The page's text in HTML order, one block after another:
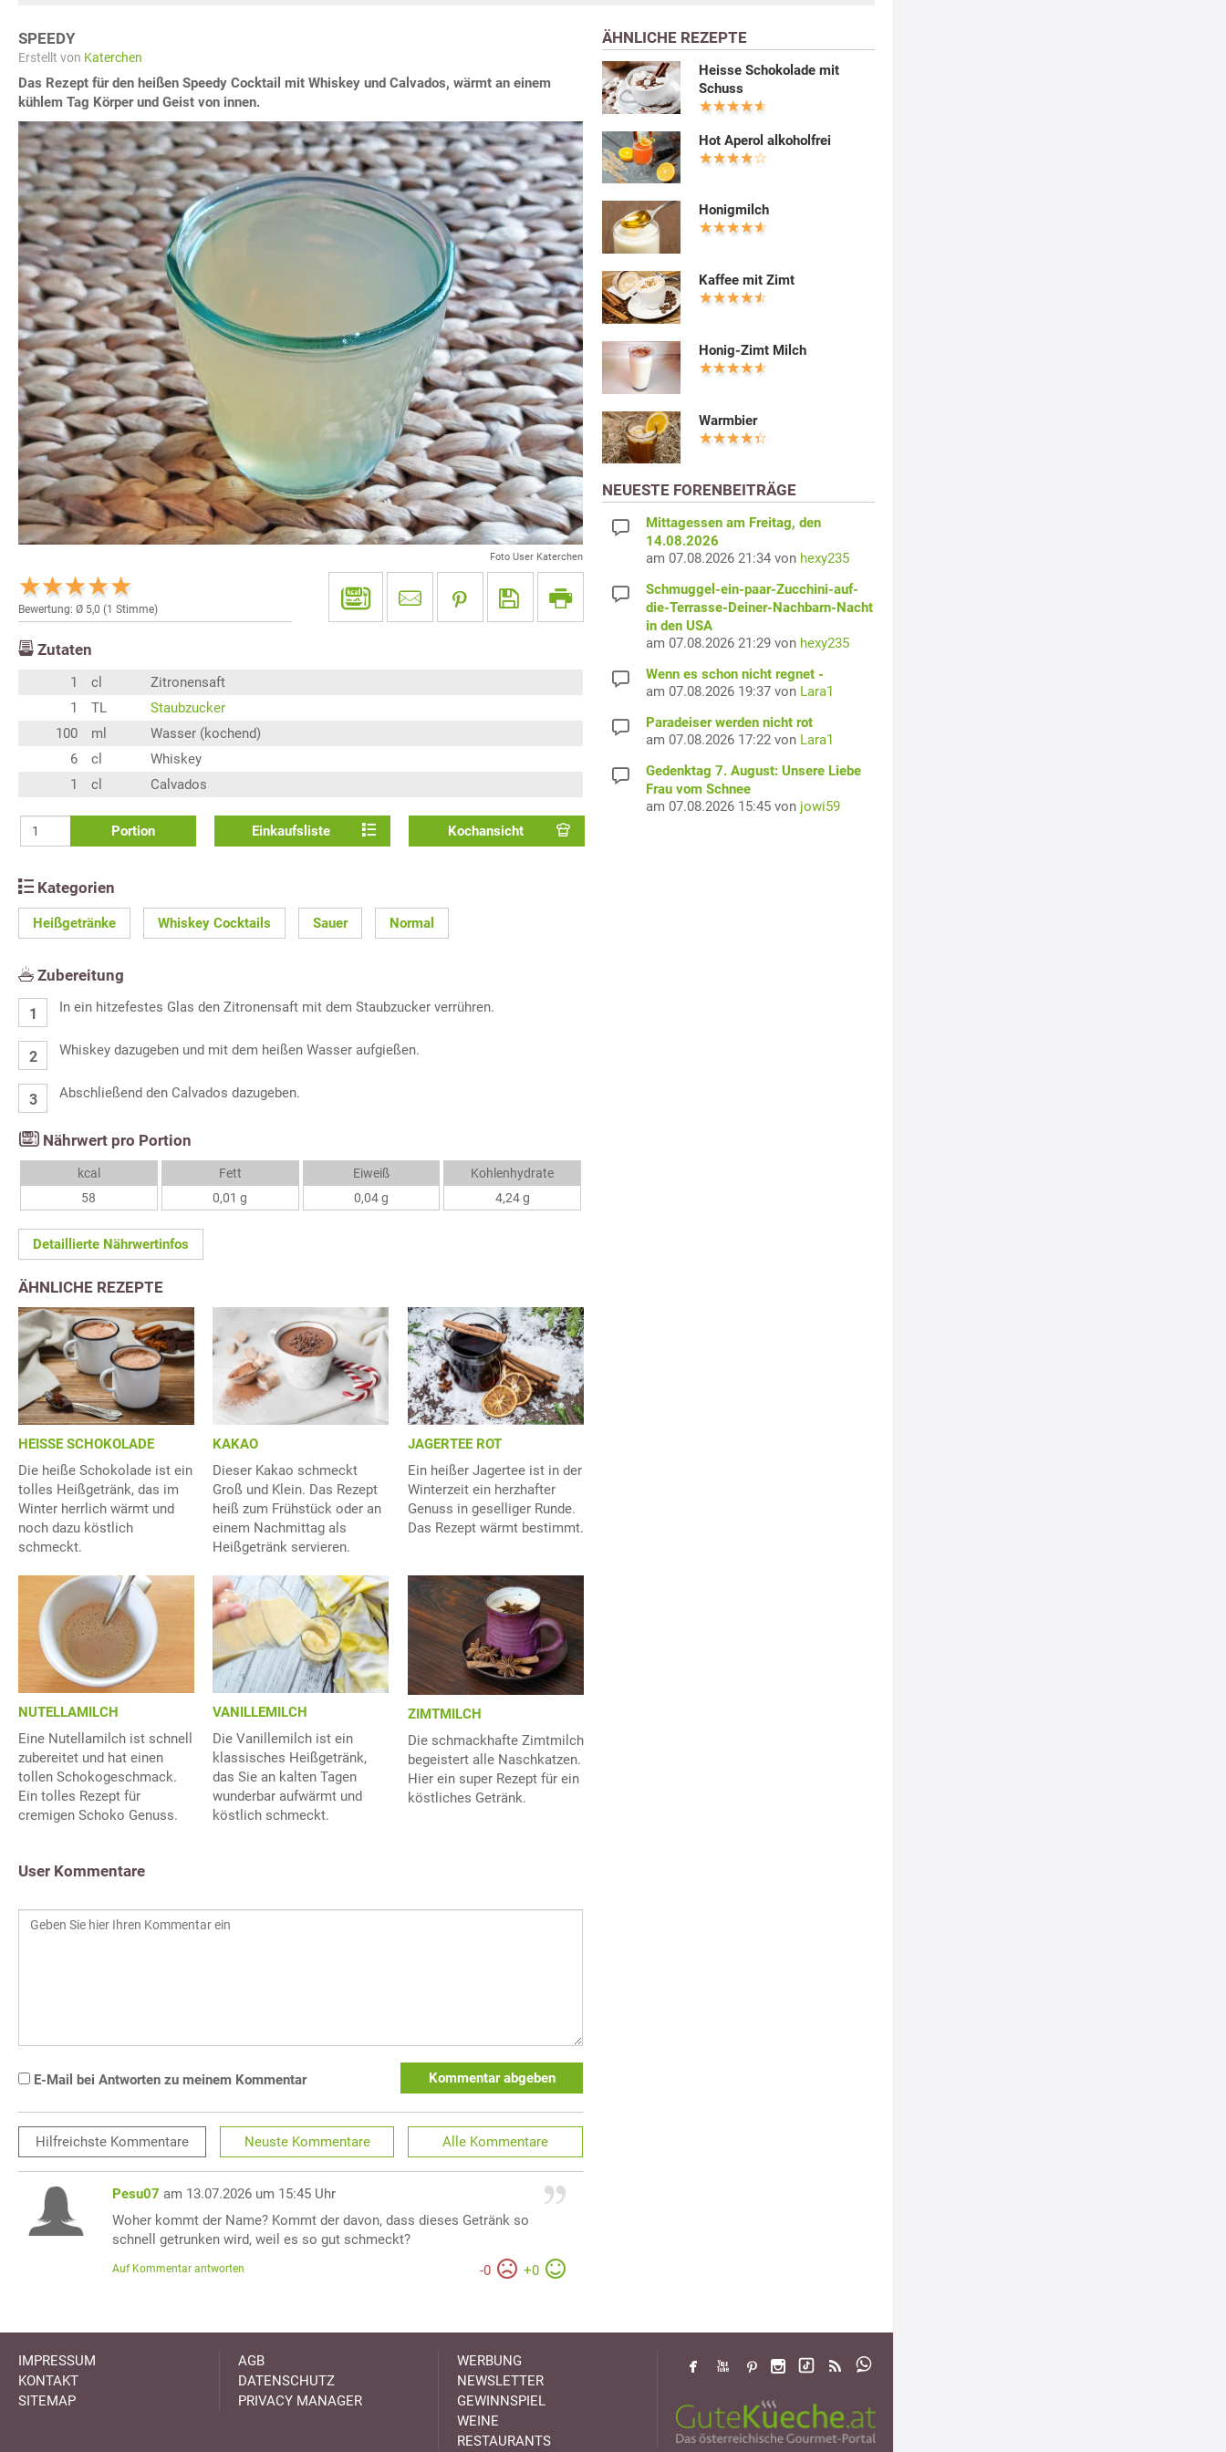
SPEEDY
Erstellt von Katerchen
Das Rezept für den heißen Speedy Cocktail mit Whiskey und Calvados, wärmt an einem
kühlem Tag Körper und Geist von innen.
Foto User Katerchen
Bewertung: Ø 5,0 (1 Stimme)
Zutaten
1 cl
Zitronensaft
1
TL
Staubzucker
100
ml
Wasser (kochend)
6
cl
Whiskey
1
cl Calvados
Portion Einkaufsliste Kochansicht
Kategorien
Heißgetränke Whiskey Cocktails Sauer Normal
Zubereitung
In ein hitzefestes Glas den Zitronensaft mit dem Staubzucker verrühren.
Whiskey dazugeben und mit dem heißen Wasser aufgießen.
Abschließend den Calvados dazugeben.
Nährwert pro Portion
kcal
58
Fett
0,01 g
Eiweiß
0,04 g
Kohlenhydrate
4,24 g
Detaillierte Nährwertinfos
ÄHNLICHE REZEPTE
HEISSE SCHOKOLADE
Die heiße Schokolade ist ein
tolles Heißgetränk, das im
Winter herrlich wärmt und
noch dazu köstlich
schmeckt.
KAKAO
Dieser Kakao schmeckt
Groß und Klein. Das Rezept
heiß zum Frühstück oder an
einem Nachmittag als
Heißgetränk servieren.
JAGERTEE ROT
Ein heißer Jagertee ist in der
Winterzeit ein herzhafter
Genuss in geselliger Runde.
Das Rezept wärmt bestimmt.
NUTELLAMILCH
Eine Nutellamilch ist schnell
zubereitet und hat einen
tollen Schokogeschmack.
Ein tolles Rezept für
cremigen Schoko Genuss.
VANILLEMILCH
Die Vanillemilch ist ein
klassisches Heißgetränk,
das Sie an kalten Tagen
wunderbar aufwärmt und
köstlich schmeckt.
ZIMTMILCH
Die schmackhafte Zimtmilch
begeistert alle Naschkatzen.
Hier ein super Rezept für ein
köstliches Getränk.
User Kommentare
E-Mail bei Antworten zu meinem Kommentar Kommentar abgeben
Hilfreichste Kommentare Neuste Kommentare Alle Kommentare
Pesu07 am 13.07.2026 um 15:45 Uhr
Woher kommt der Name? Kommt der davon, dass dieses Getränk so
schnell getrunken wird, weil es so gut schmeckt?
-0 +0
Auf Kommentar antworten
ÄHNLICHE REZEPTE
Heisse Schokolade mit
Schuss
Hot Aperol alkoholfrei
Honigmilch
Kaffee mit Zimt
Honig-Zimt Milch
Warmbier
NEUESTE FORENBEITRÄGE
Mittagessen am Freitag, den
14.08.2026
am 07.08.2026 21:34 von hexy235
Schmuggel-ein-paar-Zucchini-auf-
die-Terrasse-Deiner-Nachbarn-Nacht
in den USA
am 07.08.2026 21:29 von hexy235
Wenn es schon nicht regnet -
am 07.08.2026 19:37 von Lara1
Paradeiser werden nicht rot
am 07.08.2026 17:22 von Lara1
Gedenktag 7. August: Unsere Liebe
Frau vom Schnee
am 07.08.2026 15:45 von jowi59
IMPRESSUM
KONTAKT
SITEMAP
AGB
DATENSCHUTZ
PRIVACY MANAGER
WERBUNG
NEWSLETTER
GEWINNSPIEL
WEINE
RESTAURANTS